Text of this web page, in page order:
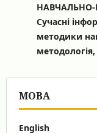
Сучасні
методики
МОВА
English